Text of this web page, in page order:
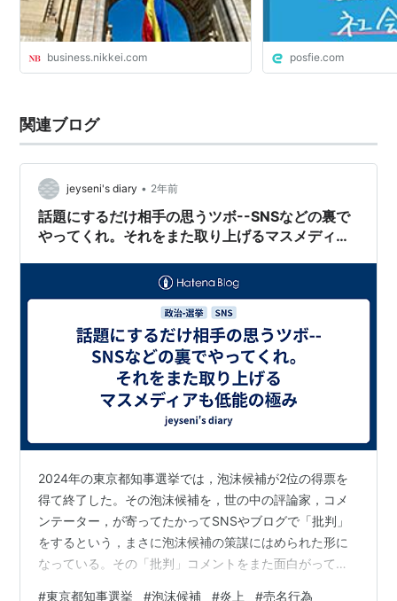
business.nikkei.com posfie.com
関連ブログ
jeyseni's diary • 2年前
話題にするだけ相手の思うツボ--SNSなどの裏で
やってくれ。それをまた取り上げるマスメディア
2024年の東京都知事選挙では，泡沫候補が2位の得票を
得て終了した。その泡沫候補を，世の中の評論家，コメ
ンテーター，が寄ってたかってSNSやブログで「批判」
をするという，まさに泡沫候補の策謀にはめられた形に
なっている。その「批判」コメントをまた面白がってワ
#東京都知事選挙 #泡沫候補 #炎上 #売名行為